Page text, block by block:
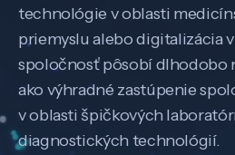
technológie v oblasti
priemyslu alebo digitalizácia
spoločnosť pôsobí dlhodobo
ako výhradné zastúpenie
v oblasti špičkových
diagnostických technológií.